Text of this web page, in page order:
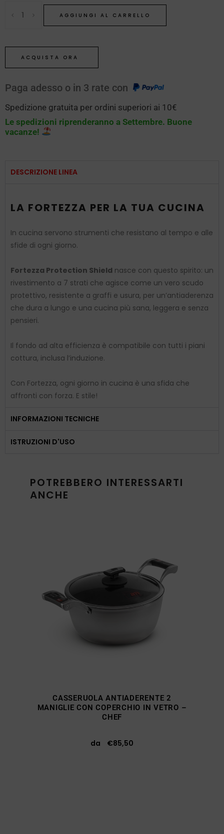
AGGIUNGI AL CARRELLO
ACQUISTA ORA
Paga adesso o in 3 rate con
Spedizione gratuita per ordini superiori ai 10€
Le spedizioni riprenderanno a Settembre. Buone
vacanze!
DESCRIZIONE LINEA
LA FORTEZZA PER LA TUA CUCINA
In cucina servono strumenti che resistano al tempo e alle
sfide di ogni giorno.
Fortezza Protection Shield nasce con questo spirito: un
rivestimento a 7 strati che agisce come un vero scudo
protettivo, resistente a graffi e usura, per un’antiaderenza
che dura a lungo e una cucina più sana, leggera e senza
pensieri.
Il fondo ad alta efficienza è compatibile con tutti i piani
cottura, inclusa l’induzione.
Con Fortezza, ogni giorno in cucina è una sfida che
affronti con forza. E stile!
INFORMAZIONI TECNICHE
ISTRUZIONI D'USO
POTREBBERO INTERESSARTI
ANCHE
CASSERUOLA ANTIADERENTE 2
MANIGLIE CON COPERCHIO IN VETRO –
CHEF
da €85,50